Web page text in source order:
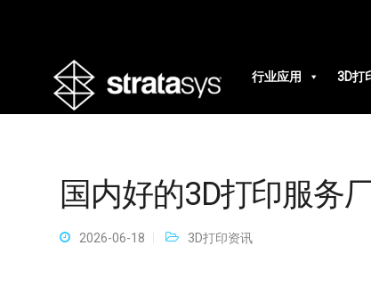
行业应用
3D打
国内好的3D打印服务
2026-06-18 3D打印资讯